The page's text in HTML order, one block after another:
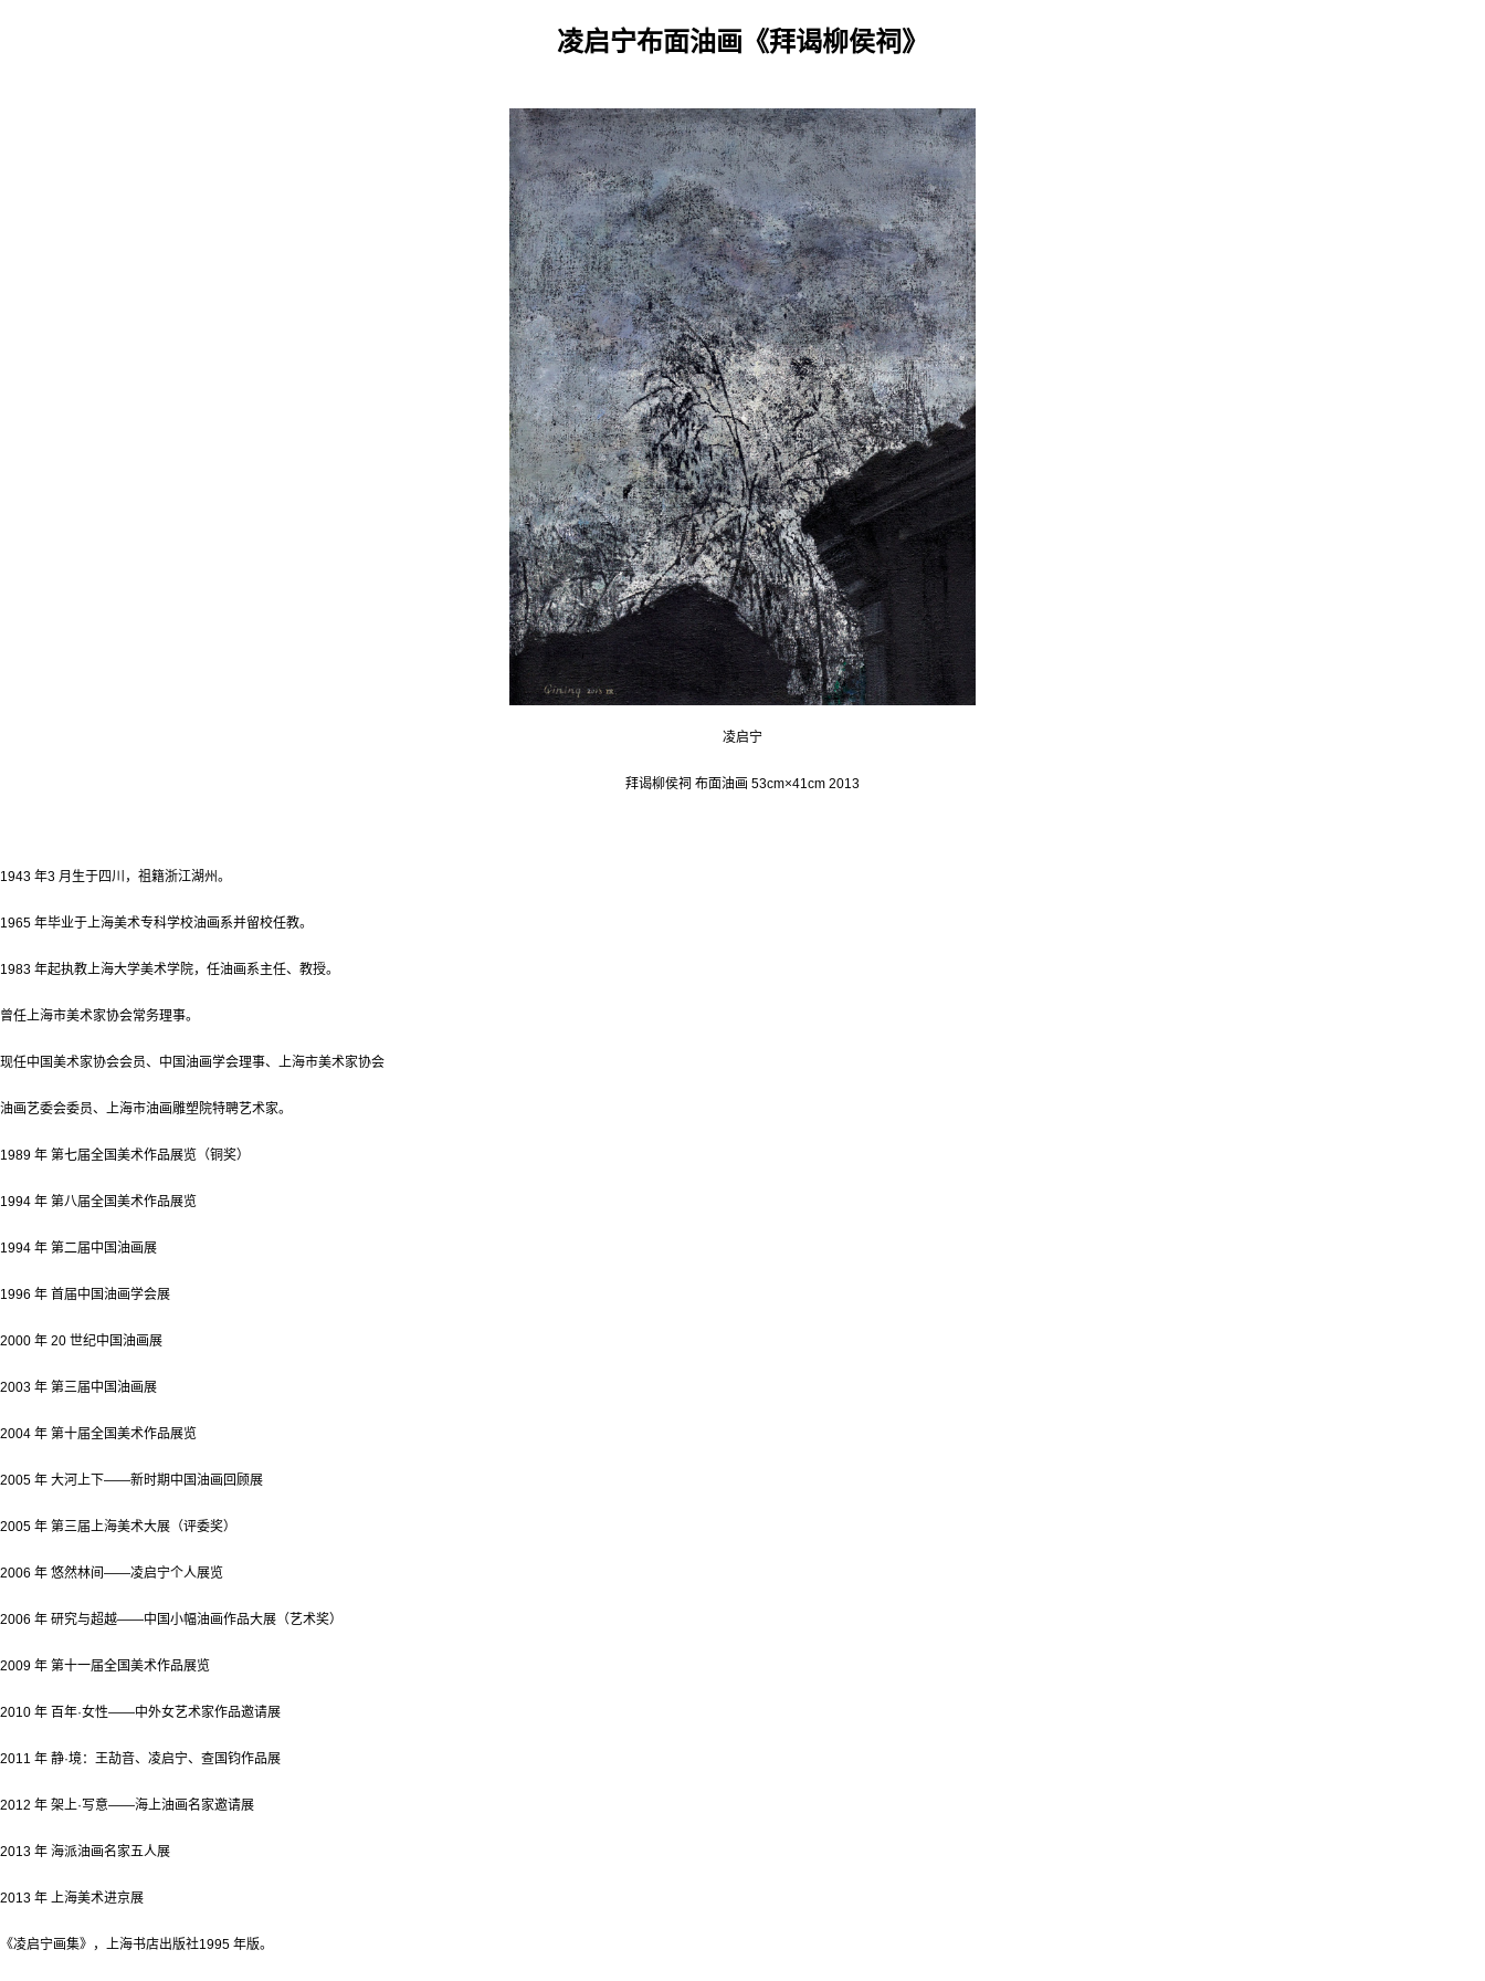
凌启宁布面油画《拜谒柳侯祠》
凌启宁
拜谒柳侯祠 布面油画 53cm×41cm 2013
1943 年3 月生于四川，祖籍浙江湖州。
1965 年毕业于上海美术专科学校油画系并留校任教。
1983 年起执教上海大学美术学院，任油画系主任、教授。
曾任上海市美术家协会常务理事。
现任中国美术家协会会员、中国油画学会理事、上海市美术家协会
油画艺委会委员、上海市油画雕塑院特聘艺术家。
1989 年 第七届全国美术作品展览（铜奖）
1994 年 第八届全国美术作品展览
1994 年 第二届中国油画展
1996 年 首届中国油画学会展
2000 年 20 世纪中国油画展
2003 年 第三届中国油画展
2004 年 第十届全国美术作品展览
2005 年 大河上下——新时期中国油画回顾展
2005 年 第三届上海美术大展（评委奖）
2006 年 悠然林间——凌启宁个人展览
2006 年 研究与超越——中国小幅油画作品大展（艺术奖）
2009 年 第十一届全国美术作品展览
2010 年 百年·女性——中外女艺术家作品邀请展
2011 年 静·境：王劼音、凌启宁、查国钧作品展
2012 年 架上·写意——海上油画名家邀请展
2013 年 海派油画名家五人展
2013 年 上海美术进京展
《凌启宁画集》，上海书店出版社1995 年版。